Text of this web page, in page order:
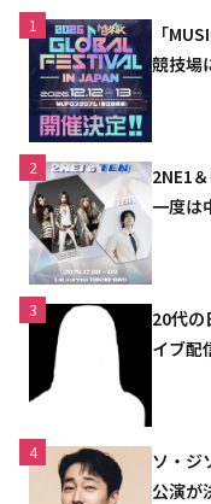
1
「
競技場
2
2NE1
一度は
3
20代の
イブ配
4
ソ・ジ
公演が